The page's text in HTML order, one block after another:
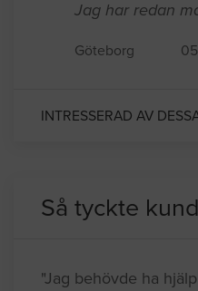
Jag har redan
Göteborg
INTRESSERAD AV
Så tyckte
"Jag behövde ha